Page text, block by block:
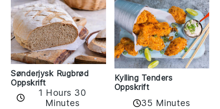
Sønderjysk Rugbrød
Oppskrift
1 Hours 30
Minutes
Kylling Tenders
Oppskrift
35 Minutes